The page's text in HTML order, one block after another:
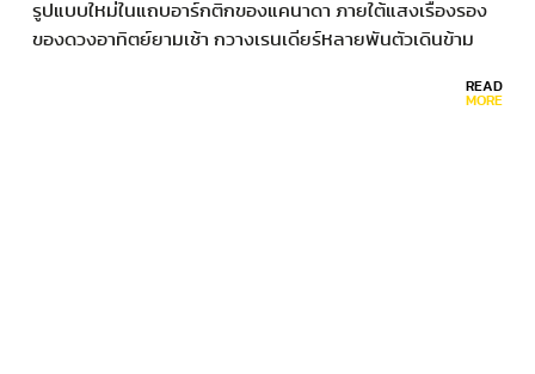
รูปแบบใหม่ในแถบอาร์กติกของแคนาดา ภายใต้แสงเรืองรอง
ของดวงอาทิตย์ยามเช้า กวางเรนเดียร์หลายพันตัวเดินข้าม
แคนาดา ร่างกวางที่เดินไปช้าๆพร้อมกันเป็นฝูงแทบจะเลือนREAD
MORE